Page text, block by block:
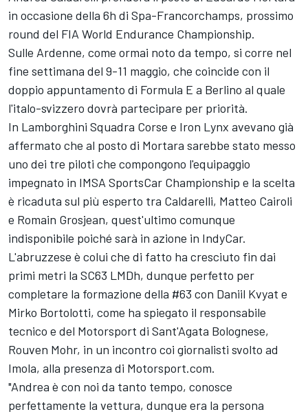
in occasione della 6h di Spa-Francorchamps, prossimo
round del FIA World Endurance Championship.
Sulle Ardenne, come ormai noto da tempo, si corre nel
fine settimana del 9-11 maggio, che coincide con il
doppio appuntamento di Formula E a Berlino al quale
l'italo-svizzero dovrà partecipare per priorità.
In Lamborghini Squadra Corse e Iron Lynx avevano già
affermato che al posto di Mortara sarebbe stato messo
uno dei tre piloti che compongono l'equipaggio
impegnato in IMSA SportsCar Championship e la scelta
è ricaduta sul più esperto tra Caldarelli, Matteo Cairoli
e Romain Grosjean, quest'ultimo comunque
indisponibile poiché sarà in azione in IndyCar.
L'abruzzese è colui che di fatto ha cresciuto fin dai
primi metri la SC63 LMDh, dunque perfetto per
completare la formazione della #63 con Daniil Kvyat e
Mirko Bortolotti, come ha spiegato il responsabile
tecnico e del Motorsport di Sant'Agata Bolognese,
Rouven Mohr, in un incontro coi giornalisti svolto ad
Imola, alla presenza di Motorsport.com.
"Andrea è con noi da tanto tempo, conosce
perfettamente la vettura, dunque era la persona